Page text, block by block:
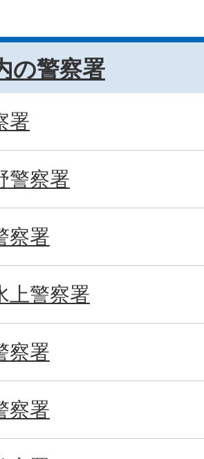
の警察署
署
警察署
察署
上警察署
察署
察署